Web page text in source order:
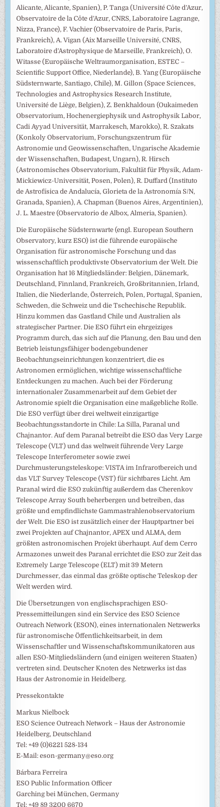
Alicante, Alicante, Spanien), P. Tanga (Université Côte d’Azur,
Observatoire de la Côte d’Azur, CNRS, Laboratoire Lagrange,
Nizza, France), F. Vachier (Observatoire de Paris, Paris,
Frankreich), A. Vigan (Aix Marseille Université, CNRS,
Laboratoire d’Astrophysique de Marseille, Frankreich), O.
Witasse (Europäische Weltraumorganisation, ESTEC –
Scientific Support Office, Niederlande), B. Yang (Europäische
Südsternwarte, Santiago, Chile), M. Gillon (Space Sciences,
Technologies and Astrophysics Research Institute,
Université de Liège, Belgien), Z. Benkhaldoun (Oukaimeden
Observatorium, Hochenergiephysik und Astrophysik Labor,
Cadi Ayyad Universität, Marrakesch, Marokko), R. Szakats
(Konkoly Observatorium, Forschungszentrum für
Astronomie und Geowissenschaften, Ungarische Akademie
der Wissenschaften, Budapest, Ungarn), R. Hirsch
(Astronomisches Observatorium, Fakultät für Physik, Adam-
Mickiewicz-Universität, Posen, Polen), R. Duffard (Instituto
de Astrofísica de Andalucía, Glorieta de la Astronomía S/N,
Granada, Spanien), A. Chapman (Buenos Aires, Argentinien),
J. L. Maestre (Observatorio de Albox, Almeria, Spanien).
Die Europäische Südsternwarte (engl. European Southern
Observatory, kurz ESO) ist die führende europäische
Organisation für astronomische Forschung und das
wissenschaftlich produktivste Observatorium der Welt. Die
Organisation hat 16 Mitgliedsländer: Belgien, Dänemark,
Deutschland, Finnland, Frankreich, Großbritannien, Irland,
Italien, die Niederlande, Österreich, Polen, Portugal, Spanien,
Schweden, die Schweiz und die Tschechische Republik.
Hinzu kommen das Gastland Chile und Australien als
strategischer Partner. Die ESO führt ein ehrgeiziges
Programm durch, das sich auf die Planung, den Bau und den
Betrieb leistungsfähiger bodengebundener
Beobachtungseinrichtungen konzentriert, die es
Astronomen ermöglichen, wichtige wissenschaftliche
Entdeckungen zu machen. Auch bei der Förderung
internationaler Zusammenarbeit auf dem Gebiet der
Astronomie spielt die Organisation eine maßgebliche Rolle.
Die ESO verfügt über drei weltweit einzigartige
Beobachtungsstandorte in Chile: La Silla, Paranal und
Chajnantor. Auf dem Paranal betreibt die ESO das Very Large
Telescope (VLT) und das weltweit führende Very Large
Telescope Interferometer sowie zwei
Durchmusterungsteleskope: VISTA im Infrarotbereich und
das VLT Survey Telescope (VST) für sichtbares Licht. Am
Paranal wird die ESO zukünftig außerdem das Cherenkov
Telescope Array South beherbergen und betreiben, das
größte und empfindlichste Gammastrahlenobservatorium
der Welt. Die ESO ist zusätzlich einer der Hauptpartner bei
zwei Projekten auf Chajnantor, APEX und ALMA, dem
größten astronomischen Projekt überhaupt. Auf dem Cerro
Armazones unweit des Paranal errichtet die ESO zur Zeit das
Extremely Large Telescope (ELT) mit 39 Metern
Durchmesser, das einmal das größte optische Teleskop der
Welt werden wird.
Die Übersetzungen von englischsprachigen ESO-
Pressemitteilungen sind ein Service des ESO Science
Outreach Network (ESON), eines internationalen Netzwerks
für astronomische Öffentlichkeitsarbeit, in dem
Wissenschaftler und Wissenschaftskommunikatoren aus
allen ESO-Mitgliedsländern (und einigen weiteren Staaten)
vertreten sind. Deutscher Knoten des Netzwerks ist das
Haus der Astronomie in Heidelberg.
Pressekontakte
Markus Nielbock
ESO Science Outreach Network – Haus der Astronomie
Heidelberg, Deutschland
Tel: +49 (0)6221 528-134
E-Mail: eson-germany@eso.org
Bárbara Ferreira
ESO Public Information Officer
Garching bei München, Germany
Tel: +49 89 3200 6670